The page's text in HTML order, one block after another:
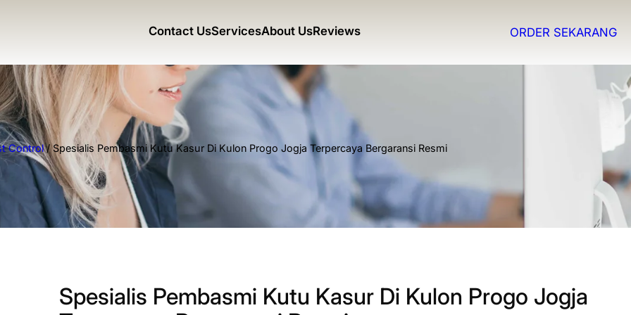
Contact UsServicesAbout UsReviews ORDER SEKARANG
Control/ Spesialis Pembasmi Kutu Kasur Di Kulon Progo Jogja Terpercaya Bergaransi Resmi
Spesialis Pembasmi Kutu Kasur Di Kulon Progo Jogja